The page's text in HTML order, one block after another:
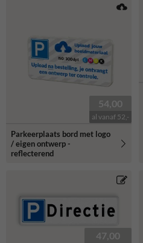
54,00
al vanaf 52,-
Parkeerplaats bord met logo
/ eigen ontwerp -
reflecterend
47,00